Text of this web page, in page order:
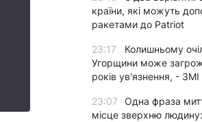
країни, які можуть
ракетами до Patriot
23:17
Колишньому
Угорщини може
років ув'язнення, - ЗМІ
23:07
Одна фраза
місце зверхню